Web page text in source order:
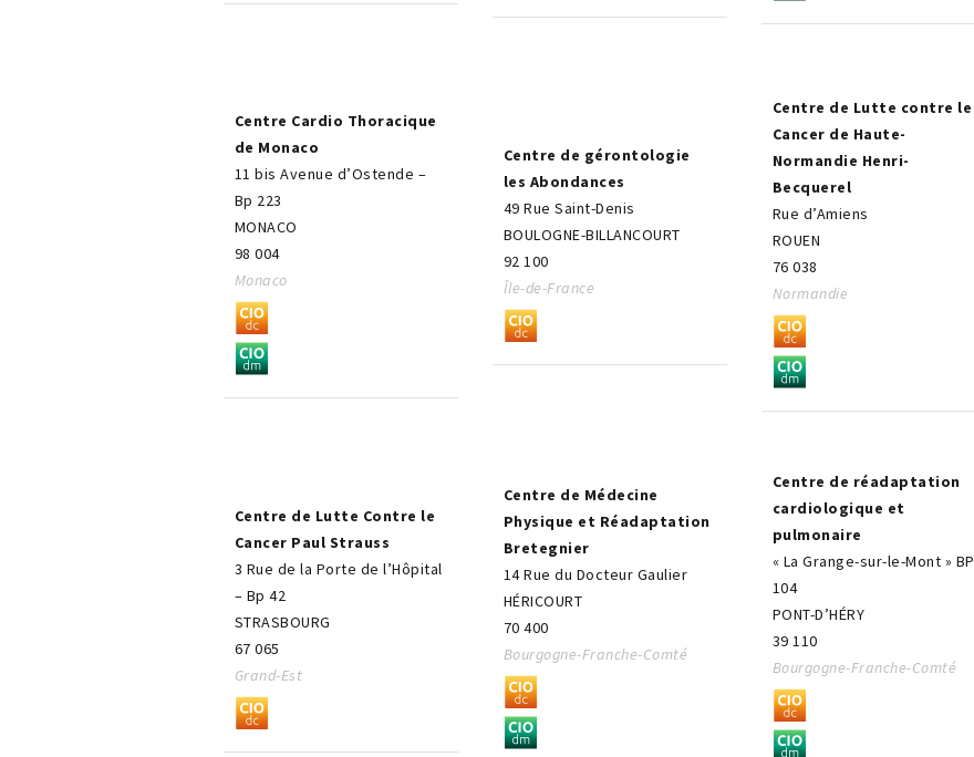
Centre Cardio Thoracique
de Monaco
11 bis Avenue d’Ostende –
Bp 223
MONACO
98 004
Monaco
Centre de gérontologie
les Abondances
49 Rue Saint-Denis
BOULOGNE-BILLANCOURT
92 100
Île-de-France
Centre de Lutte contre le
Cancer de Haute-
Normandie Henri-
Becquerel
Rue d’Amiens
ROUEN
76 038
Normandie
Centre de Lutte Contre le
Cancer Paul Strauss
3 Rue de la Porte de l’Hôpital
– Bp 42
STRASBOURG
67 065
Grand-Est
Centre de Médecine
Physique et Réadaptation
Bretegnier
14 Rue du Docteur Gaulier
HÉRICOURT
70 400
Bourgogne-Franche-Comté
Centre de réadaptation
cardiologique et
pulmonaire
« La Grange-sur-le-Mont » BP
104
PONT-D’HÉRY
39 110
Bourgogne-Franche-Comté